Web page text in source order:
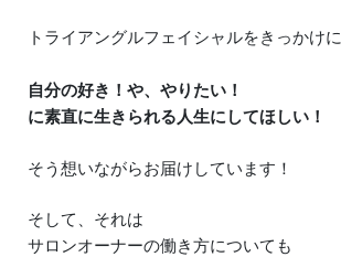
トライアングルフェイシャルをきっかけに
自分の好き！や、やりたい！
に素直に生きられる人生にしてほしい！
そう想いながらお届けしています！
そして、それは
サロンオーナーの働き方についても